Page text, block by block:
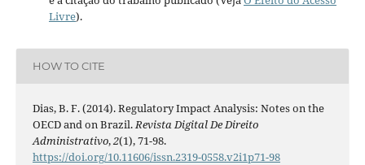
Livre).
HOW TO CITE
Dias, B. F. (2014). Regulatory Impact Analysis: Notes on the
OECD and on Brazil.Revista Digital De Direito
Administrativo,2(1), 71-98.
https://doi.org/10.11606/issn.2319-0558.v2i1p71-98